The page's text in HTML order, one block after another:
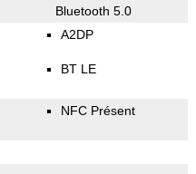
Bluetooth 5.0
A2DP
BT LE
NFC Présent